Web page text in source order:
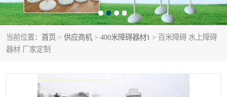
当前位置： 首页 > 供应商机 > 400米障碍器材1 > 百米障碍 水上障碍
器材 厂家定制
300米障碍器材 攀爬架
塑胶跑道 400米障碍器材1